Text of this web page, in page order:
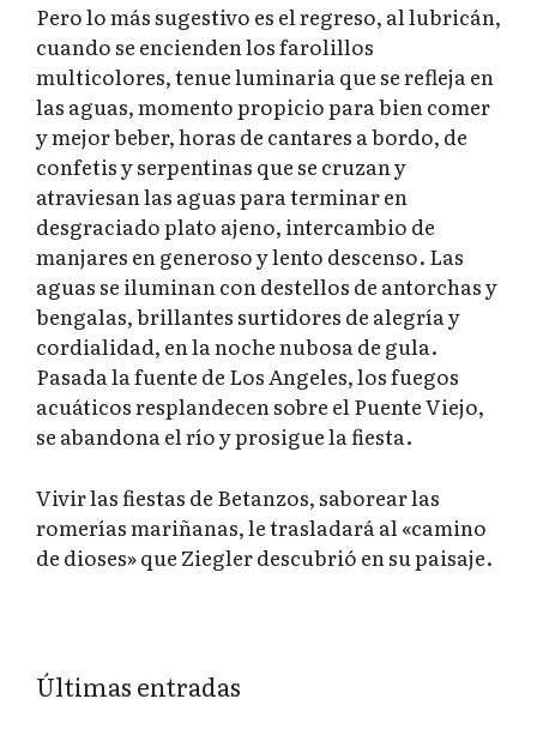
Pero lo más sugestivo es el regreso, al lubricán,
cuando se encienden los farolillos
multicolores, tenue luminaria que se refleja en
las aguas, momento propicio para bien comer
y mejor beber, horas de cantares a bordo, de
confetis y serpentinas que se cruzan y
atraviesan las aguas para terminar en
desgraciado plato ajeno, intercambio de
manjares en generoso y lento descenso. Las
aguas se iluminan con destellos de antorchas y
bengalas, brillantes surtidores de alegría y
cordialidad, en la noche nubosa de gula.
Pasada la fuente de Los Angeles, los fuegos
acuáticos resplandecen sobre el Puente Viejo,
se abandona el río y prosigue la fiesta.
Vivir las fiestas de Betanzos, saborear las
romerías mariñanas, le trasladará al «camino
de dioses» que Ziegler descubrió en su paisaje.
Últimas entradas